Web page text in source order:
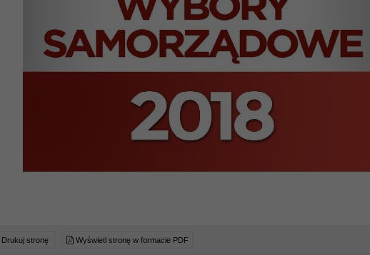
Drukuj stronę Wyświetl stronę w formacie PDF